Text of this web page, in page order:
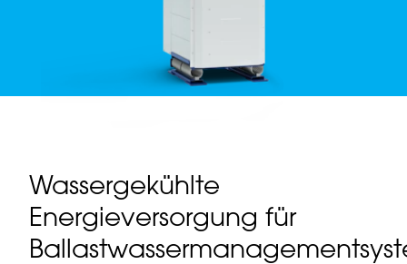
Wassergekühlte
Energieversorgung für